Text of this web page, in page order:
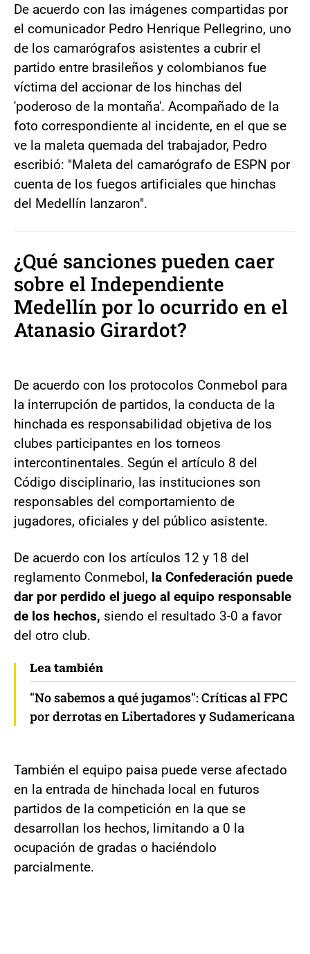
De acuerdo con las imágenes compartidas por
el comunicador Pedro Henrique Pellegrino, uno
de los camarógrafos asistentes a cubrir el
partido entre brasileños y colombianos fue
víctima del accionar de los hinchas del
'poderoso de la montaña'. Acompañado de la
foto correspondiente al incidente, en el que se
ve la maleta quemada del trabajador, Pedro
escribió: "Maleta del camarógrafo de ESPN por
cuenta de los fuegos artificiales que hinchas
del Medellín lanzaron".
¿Qué sanciones pueden caer
sobre el Independiente
Medellín por lo ocurrido en el
Atanasio Girardot?
De acuerdo con los protocolos Conmebol para
la interrupción de partidos, la conducta de la
hinchada es responsabilidad objetiva de los
clubes participantes en los torneos
intercontinentales. Según el artículo 8 del
Código disciplinario, las instituciones son
responsables del comportamiento de
jugadores, oficiales y del público asistente.
De acuerdo con los artículos 12 y 18 del
reglamento Conmebol, la Confederación puede
dar por perdido el juego al equipo responsable
de los hechos, siendo el resultado 3-0 a favor
del otro club.
Lea también
"No sabemos a qué jugamos": Críticas al FPC
por derrotas en Libertadores y Sudamericana
También el equipo paisa puede verse afectado
en la entrada de hinchada local en futuros
partidos de la competición en la que se
desarrollan los hechos, limitando a 0 la
ocupación de gradas o haciéndolo
parcialmente.